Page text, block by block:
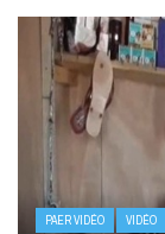
PAER VIDÉO VIDÉO